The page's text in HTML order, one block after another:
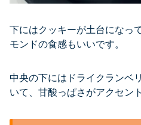
下にはクッキーが土台になっ
モンドの食感もいいです。
中央の下にはドライクランベ
いて、甘酸っぱさがアクセン